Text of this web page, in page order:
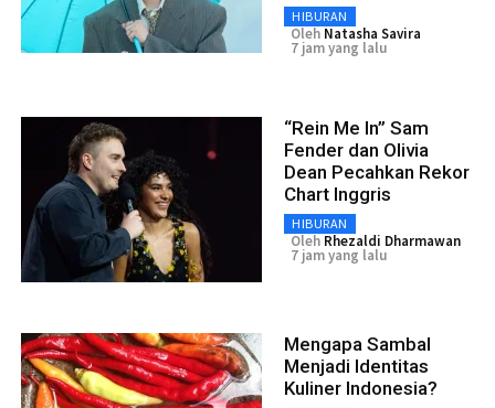
HIBURAN
Oleh Natasha Savira
7 jam yang lalu
“Rein Me In” Sam
Fender dan Olivia
Dean Pecahkan Rekor
Chart Inggris
HIBURAN
Oleh Rhezaldi Dharmawan
7 jam yang lalu
Mengapa Sambal
Menjadi Identitas
Kuliner Indonesia?